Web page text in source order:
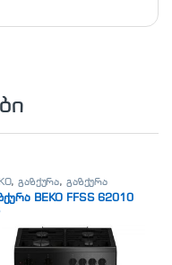
,გაზქურა, გაზქურა
BEKO FFSS 62010